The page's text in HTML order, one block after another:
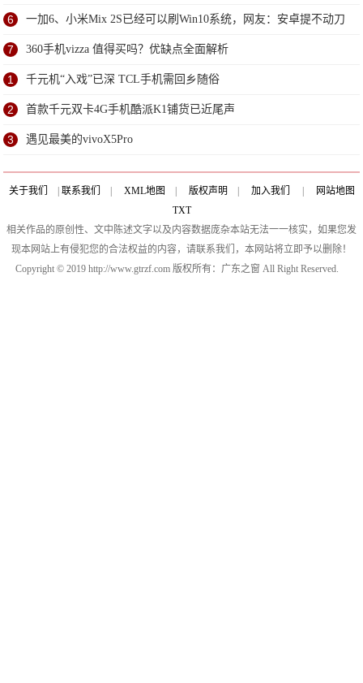
6 一加6、小米Mix 2S已经可以刷Win10系统，网友：安卓提不动刀
了？
7 360手机vizza 值得买吗？优缺点全面解析
1 千元机“入戏”已深 TCL手机需回乡随俗
2 首款千元双卡4G手机酷派K1铺货已近尾声
3 遇见最美的vivoX5Pro
关于我们 联系我们 XML地图 版权声明 加入我们
网站地图
TXT
相关作品的原创性、文中陈述文字以及内容数据庞杂本站无法一一核实，如果您发
现本网站上有侵犯您的合法权益的内容，请联系我们，本网站将立即予以删除！
Copyright © 2019 http://www.gtrzf.com 版权所有：广东之窗 All Right Reserved.